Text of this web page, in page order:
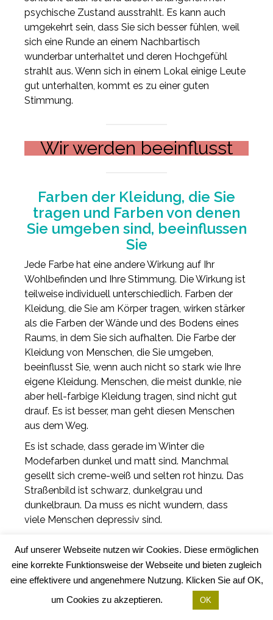
psychische Zustand ausstrahlt. Es kann auch
umgekehrt sein, dass Sie sich besser fühlen, weil
sich eine Runde an einem Nachbartisch
wunderbar unterhaltet und deren Hochgefühl
strahlt aus. Wenn sich in einem Lokal einige Leute
gut unterhalten, kommt es zu einer guten
Stimmung.
Wir werden beeinflusst
Farben der Kleidung, die Sie
tragen und Farben von denen
Sie umgeben sind, beeinflussen
Sie
Jede Farbe hat eine andere Wirkung auf Ihr
Wohlbefinden und Ihre Stimmung. Die Wirkung ist
teilweise individuell unterschiedlich. Farben der
Kleidung, die Sie am Körper tragen, wirken stärker
als die Farben der Wände und des Bodens eines
Raums, in dem Sie sich aufhalten. Die Farbe der
Kleidung von Menschen, die Sie umgeben,
beeinflusst Sie, wenn auch nicht so stark wie Ihre
eigene Kleidung. Menschen, die meist dunkle, nie
aber hell-farbige Kleidung tragen, sind nicht gut
drauf. Es ist besser, man geht diesen Menschen
aus dem Weg.
Es ist schade, dass gerade im Winter die
Modefarben dunkel und matt sind. Manchmal
gesellt sich creme-weiß und selten rot hinzu. Das
Straßenbild ist schwarz, dunkelgrau und
dunkelbraun. Da muss es nicht wundern, dass
viele Menschen depressiv sind.
verabredet. Draußen war es kalt und düster. Sie
trug einen knall-roten Mantel und einen
gleichfarbigen, sehr modischen Pullover. Sie hat
vor Lebensfreude gesprüht und der Abend mit ihr
Auf unserer Webseite nutzen wir Cookies. Diese ermöglichen
eine korrekte Funktionsweise der Webseite und bieten zugleich
eine effektivere und angenehmere Nutzung. Klicken Sie auf OK,
um Cookies zu akzeptieren.
OK